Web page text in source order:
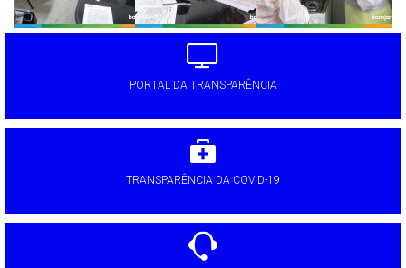
PORTAL DA TRANSPARÊNCIA
TRANSPARÊNCIA DA COVID-19